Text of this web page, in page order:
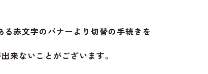
赤文字のバナーより切替の手続きを
来ないことがございます。